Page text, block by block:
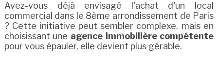
Avez-vous déjà envisagé l'achat d'un local
commercial dans le 8ème arrondissement de Paris
? Cette initiative peut sembler complexe, mais en
choisissant une agence immobilière compétente
pour vous épauler, elle devient plus gérable.